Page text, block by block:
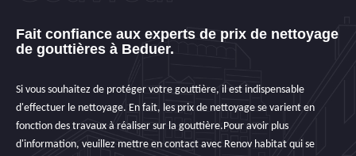
Fait confiance aux experts de prix de nettoyage
de gouttières à Beduer.
Si vous souhaitez de protéger votre gouttière, il est indispensable
d'effectuer le nettoyage. En fait, les prix de nettoyage se varient en
fonction des travaux à réaliser sur la gouttière.Pour avoir plus
d'information, veuillez mettre en contact avec Renov habitat qui se